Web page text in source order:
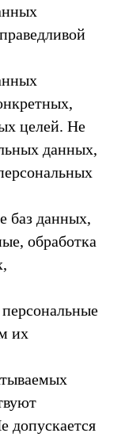
целей. Не
данных,
баз данных,
обработка
их
допускается